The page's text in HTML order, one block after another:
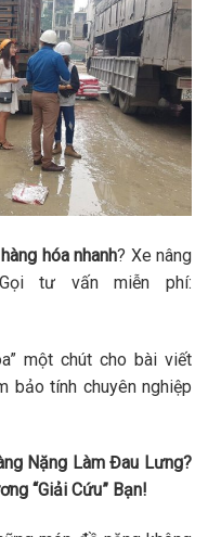
hóa nhanh? Xe nâng
tư vấn miễn phí:
một chút cho bài viết
bảo tính chuyên nghiệp
Nặng Làm Đau Lưng?
“Giải Cứu” Bạn!